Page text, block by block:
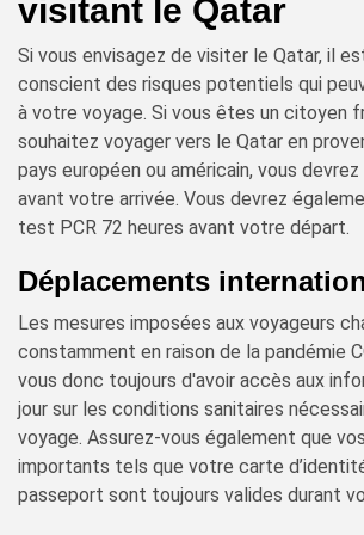
visitant le Qatar
Si vous envisagez de visiter le Qatar, il
conscient des risques potentiels qui
à votre voyage. Si vous êtes un citoyen
souhaitez voyager vers le Qatar en
pays européen ou américain, vous
avant votre arrivée. Vous devrez
test PCR 72 heures avant votre départ.
Déplacements
Les mesures imposées aux voyageurs
constamment en raison de la pandémie
vous donc toujours d'avoir accès aux
jour sur les conditions sanitaires
voyage. Assurez-vous également que
importants tels que votre carte
passeport sont toujours valides durant